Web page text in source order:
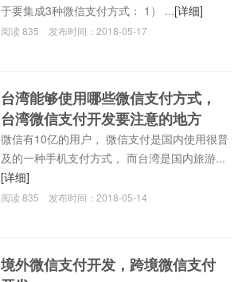
于要集成3种微信支付方式： 1） ...[详细]
阅读835 发布时间：2018-05-17
台湾能够使用哪些微信支付方式，
台湾微信支付开发要注意的地方
微信有10亿的用户， 微信支付是国内使用很普
及的一种手机支付方式， 而台湾是国内旅游...
[详细]
阅读835 发布时间：2018-05-14
境外微信支付开发，跨境微信支付